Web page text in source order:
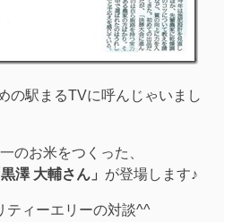
の駅まるTVに呼んじゃいまし
のお米をつくった、
澤 大輔さん」 が登場します♪
ティーエリーの対談^^